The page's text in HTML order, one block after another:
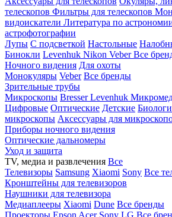
телескопов Фильтры для телескопов
видоискатели Литература по
астрофотографии
Лупы С подсветкой Настольные
Бинокли Levenhuk Nikon VeberВсе
Ночного видения Для охоты
Монокуляры Veber Все бренды
Зрительные трубы
Микроскопы BresserLevenhuk
Цифровые Оптические Детские
микроскопы Аксессуары для
Приборы ночного видения
Оптические дальномеры
Уход и защита
TV, медиа и развлечения Все
Телевизоры Samsung Xiaomi Sony Все
Кронштейны для телевизоров
Наушники для телевизора
Медиаплееры Xiaomi Dune Все бренды
Проекторы Epson Acer Sony LG Все